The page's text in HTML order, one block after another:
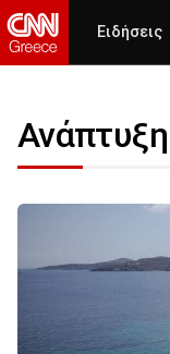
Ειδήσεις
Ανάπτυξη